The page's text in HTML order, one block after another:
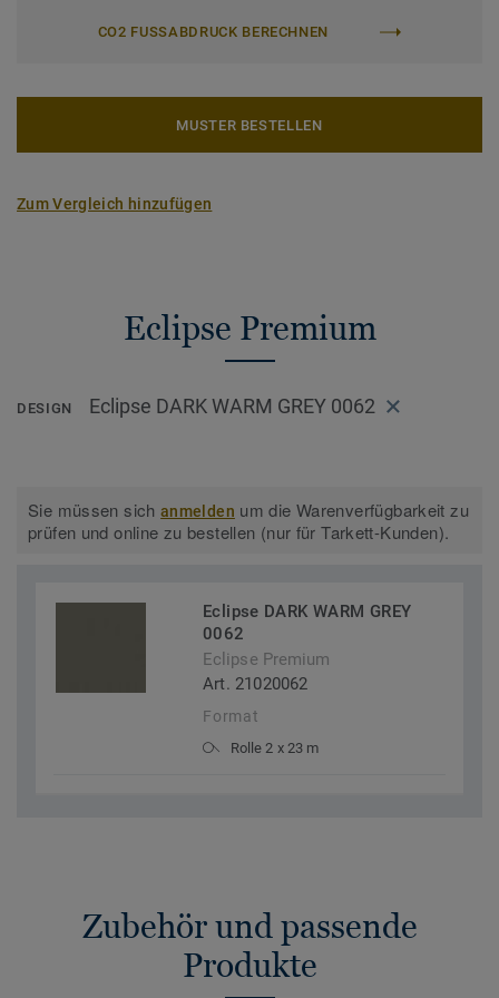
CO2 FUSSABDRUCK BERECHNEN
MUSTER BESTELLEN
Zum Vergleich hinzufügen
Eclipse Premium
DESIGN Eclipse DARK WARM GREY 0062
Sie müssen sichanmelden um die Warenverfügbarkeit zu
prüfen und online zu bestellen (nur für Tarkett-Kunden).
Eclipse DARK WARM GREY
0062
Eclipse Premium
Art. 21020062
Format
Rolle 2 x 23 m
Zubehör und passende
Produkte